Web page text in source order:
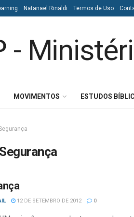
Natanael Rinaldi Termos de Uso
MOVIMENTOS ESTUDOS
12 DE SETEMBRO DE 2012 0